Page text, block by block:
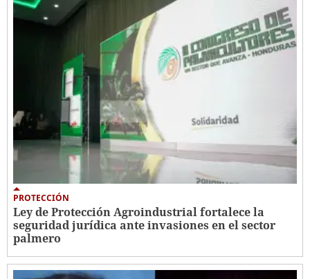
PROTECCIÓN
Ley de Protección Agroindustrial fortalece la
seguridad jurídica ante invasiones en el sector
palmero